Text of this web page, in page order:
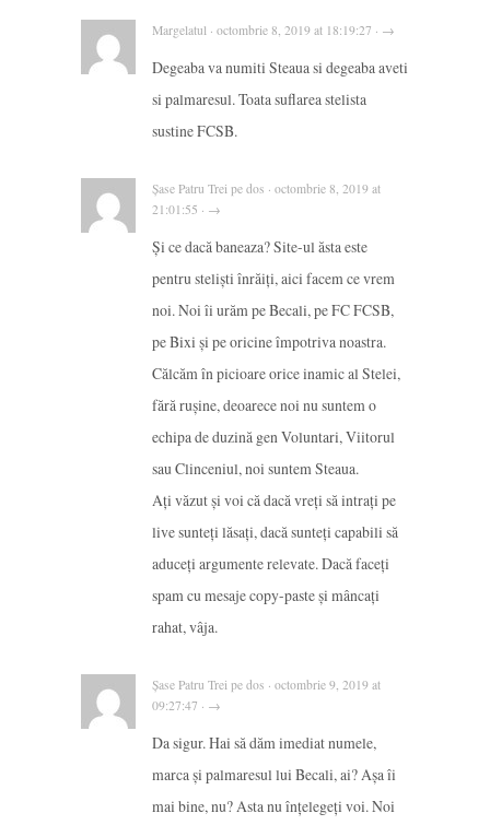
Margelatul · octombrie 8, 2019 at 18:19:27 · →
Degeaba va numiti Steaua si degeaba aveti
si palmaresul. Toata suflarea stelista
sustine FCSB.
Șase Patru Trei pe dos · octombrie 8, 2019 at
21:01:55 · →
Și ce dacă baneaza? Site-ul ăsta este
pentru steliști înrăiți, aici facem ce vrem
noi. Noi îi urăm pe Becali, pe FC FCSB,
pe Bixi și pe oricine împotriva noastra.
Călcăm în picioare orice inamic al Stelei,
fără rușine, deoarece noi nu suntem o
echipa de duzină gen Voluntari, Viitorul
sau Clinceniul, noi suntem Steaua.
Ați văzut și voi că dacă vreți să intrați pe
live sunteți lăsați, dacă sunteți capabili să
aduceți argumente relevate. Dacă faceți
spam cu mesaje copy-paste și mâncați
rahat, vâja.
Șase Patru Trei pe dos · octombrie 9, 2019 at
09:27:47 · →
Da sigur. Hai să dăm imediat numele,
marca și palmaresul lui Becali, ai? Așa îi
mai bine, nu? Asta nu înțelegeți voi. Noi